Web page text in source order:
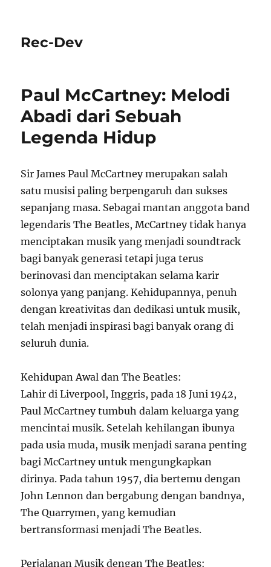
Rec-Dev
Paul McCartney: Melodi
Abadi dari Sebuah
Legenda Hidup
Sir James Paul McCartney merupakan salah
satu musisi paling berpengaruh dan sukses
sepanjang masa. Sebagai mantan anggota band
legendaris The Beatles, McCartney tidak hanya
menciptakan musik yang menjadi soundtrack
bagi banyak generasi tetapi juga terus
berinovasi dan menciptakan selama karir
solonya yang panjang. Kehidupannya, penuh
dengan kreativitas dan dedikasi untuk musik,
telah menjadi inspirasi bagi banyak orang di
seluruh dunia.
Kehidupan Awal dan The Beatles:
Lahir di Liverpool, Inggris, pada 18 Juni 1942,
Paul McCartney tumbuh dalam keluarga yang
mencintai musik. Setelah kehilangan ibunya
pada usia muda, musik menjadi sarana penting
bagi McCartney untuk mengungkapkan
dirinya. Pada tahun 1957, dia bertemu dengan
John Lennon dan bergabung dengan bandnya,
The Quarrymen, yang kemudian
bertransformasi menjadi The Beatles.
Perjalanan Musik dengan The Beatles: